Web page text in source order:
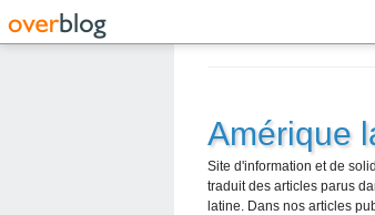
Amérique
Site d'information et de
traduit des articles parus
latine. Dans nos articles